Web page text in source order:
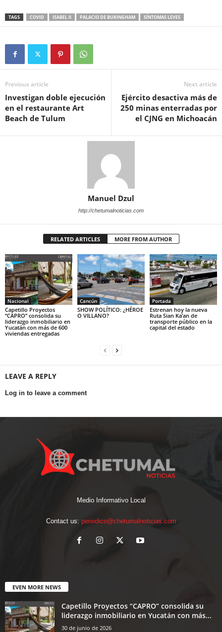
TAGS COVID ISABEL II PALACIO DE BUKINGHAM SÍNTOMAS LEVES
Previous article
Investigan doble ejecución
en el restaurante Art
Beach de Tulum
Next article
Ejército desactiva más de
250 minas enterradas por
el CJNG en Michoacán
Manuel Dzul
http://chetumalnoticias.com
RELATED ARTICLES MORE FROM AUTHOR
Nacional
Capetillo Proyectos
“CAPRO” consolida su
liderazgo inmobiliario en
Yucatán con más de 600
viviendas entregadas
Cancún
SHOW POLÍTICO: ¿HÉROE
O VILLANO?
Portada
Estrenan hoy la nueva
Ruta Sian Ka’an de
transporte público en la
capital del estado
LEAVE A REPLY
Log in to leave a comment
Medio Informativo Local
Contact us: periodico@chetumalnoticias.com
EVEN MORE NEWS
Capetillo Proyectos “CAPRO” consolida su
liderazgo inmobiliario en Yucatán con más...
30 de junio de 2026